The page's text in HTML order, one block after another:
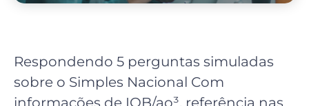
Respondendo 5 perguntas simuladas
sobre o Simples Nacional Com
informações de IOB/ao³, referência nas